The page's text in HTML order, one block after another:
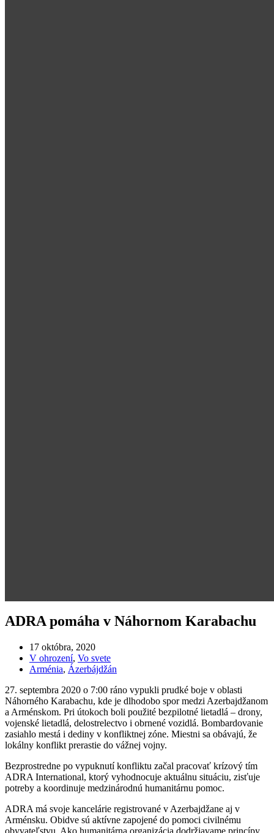
ADRA pomáha v Náhornom Karabachu
17 októbra, 2020
V ohrození, Vo svete
Arménia, Ázerbájdžán
27. septembra 2020 o 7:00 ráno vypukli prudké boje v oblasti
Náhorného Karabachu, kde je dlhodobo spor medzi Azerbajdžanom
a Arménskom. Pri útokoch boli použité bezpilotné lietadlá – drony,
vojenské lietadlá, delostrelectvo i obrnené vozidlá. Bombardovanie
zasiahlo mestá i dediny v konfliktnej zóne. Miestni sa obávajú, že
lokálny konflikt prerastie do vážnej vojny.
Bezprostredne po vypuknutí konfliktu začal pracovať krízový tím
ADRA International, ktorý vyhodnocuje aktuálnu situáciu, zisťuje
potreby a koordinuje medzinárodnú humanitárnu pomoc.
ADRA má svoje kancelárie registrované v Azerbajdžane aj v
Arménsku. Obidve sú aktívne zapojené do pomoci civilnému